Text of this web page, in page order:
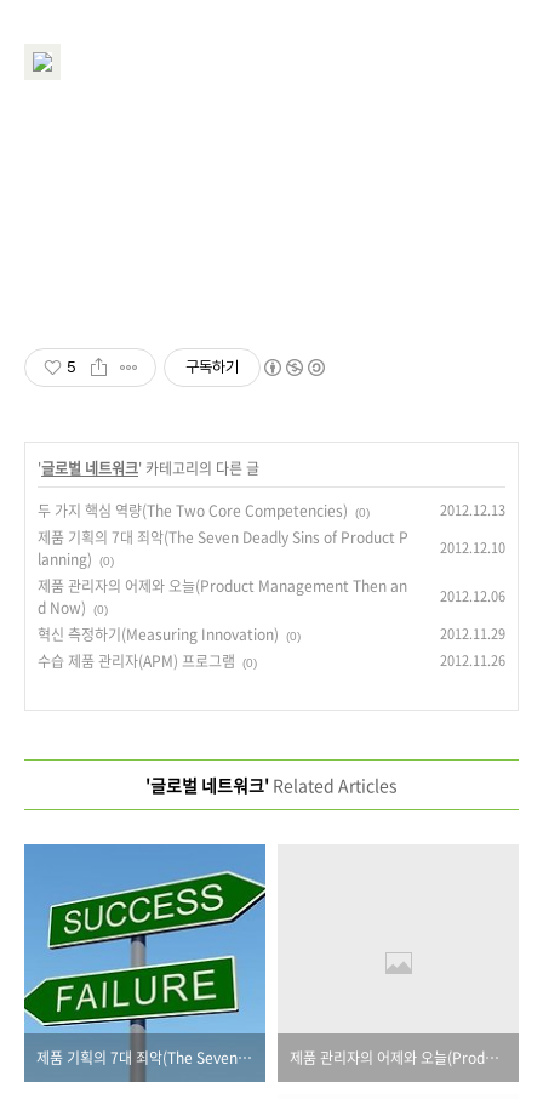
5 구독하기
'글로벌 네트워크' 카테고리의 다른 글
두 가지 핵심 역량(The Two Core Competencies)
(0) 2012.12.13
제품 기획의 7대 죄악(The Seven Deadly Sins of Product P
lanning)
(0)
2012.12.10
제품 관리자의 어제와 오늘(Product Management Then an
d Now)
(0)
2012.12.06
혁신 측정하기(Measuring Innovation) (0) 2012.11.29
수습 제품 관리자(APM) 프로그램 (0) 2012.11.26
'글로벌 네트워크' Related Articles
제품 기획의 7대 죄악(The Seven Deadly Sins of Product Planning) 제품 관리자의 어제와 오늘(Product Management Then and Now)